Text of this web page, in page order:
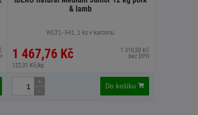
& lamb
WLT1-341, 1 ks v kartonu
1 467,76 Kč
122,31 Kč/kg
1 310,50 Kč
bez DPH
+
-
Do košíku